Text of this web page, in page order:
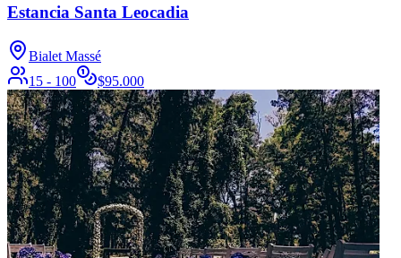
Estancia Santa Leocadia
Bialet Massé
15 - 100
$95.000